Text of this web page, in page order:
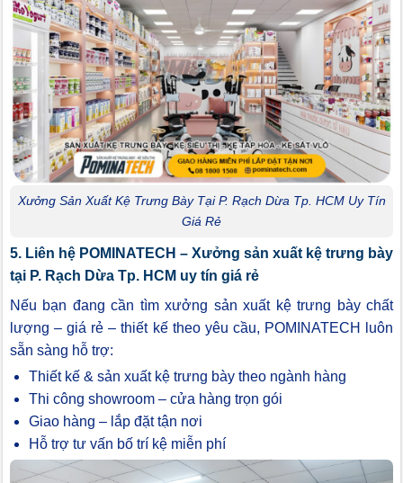
Xưởng Sản Xuất Kệ Trưng Bày Tại P. Rạch Dừa Tp. HCM Uy Tín
Giá Rẻ
5. Liên hệ POMINATECH – Xưởng sản xuất kệ trưng bày
tại P. Rạch Dừa Tp. HCM uy tín giá rẻ
Nếu bạn đang cần tìm xưởng sản xuất kệ trưng bày chất
lượng – giá rẻ – thiết kế theo yêu cầu, POMINATECH luôn
sẵn sàng hỗ trợ:
Thiết kế & sản xuất kệ trưng bày theo ngành hàng
Thi công showroom – cửa hàng trọn gói
Giao hàng – lắp đặt tận nơi
Hỗ trợ tư vấn bố trí kệ miễn phí